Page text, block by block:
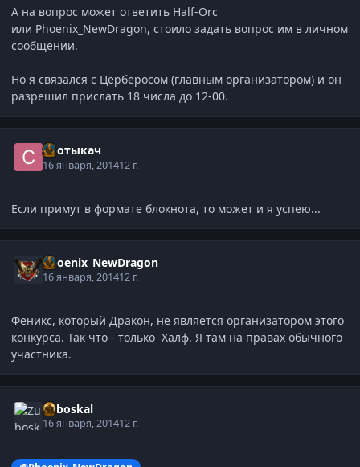
А на вопрос может ответить Half-Orc
или Phoenix_NewDragon, стоило задать вопрос им в личном
сообщении.
Но я связался с Церберосом (главным организатором) и он
разрешил прислать 18 числа до 12-00.
Спотыкач
16 января, 201412 г.
Если примут в формате блокнота, то может и я успею...
Phoenix_NewDragon
16 января, 201412 г.
Феникс, который Дракон, не является организатором этого
конкурса. Так что - только Халф. Я там на правах обычного
участника.
Zuboskal
16 января, 201412 г.